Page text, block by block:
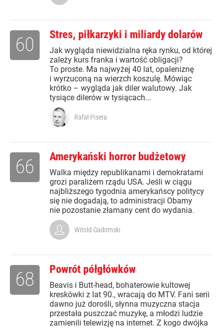
Stres, piłkarzyki i miliardy dolarów
Jak wygląda niewidzialna ręka rynku, od której
zależy kurs franka i wartość obligacji?
To proste. Ma najwyżej 40 lat, opaleniznę
i wyrzuconą na wierzch koszulę. Mówiąc
krótko – wygląda jak diler walutowy. Jak
tysiące dilerów w tysiącach...
60
Rafał Pisera
Amerykański horror budżetowy
Walka między republikanami i demokratami
grozi paraliżem rządu USA. Jeśli w ciągu
najbliższego tygodnia amerykańscy politycy
się nie dogadają, to administracji Obamy
nie pozostanie złamany cent do wydania.
66
Witold Gadomski
Powrót półgłówków
Beavis i Butt-head, bohaterowie kultowej
kreskówki z lat 90., wracają do MTV. Fani serii
dawno już dorośli, słynna muzyczna stacja
przestała puszczać muzykę, a młodzi ludzie
zamienili telewizję na internet. Z kogo dwójka
68